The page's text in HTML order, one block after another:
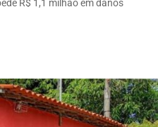
R$ 1,1 milhão em danos